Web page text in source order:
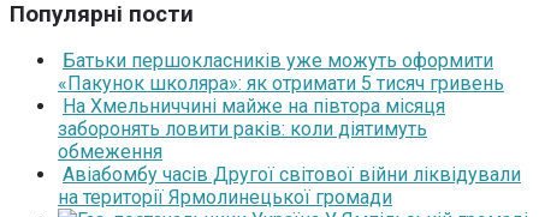
Популярні пости
Батьки першокласників уже можуть оформити
«Пакунок школяра»: як отримати 5 тисяч гривень
На Хмельниччині майже на півтора місяця
заборонять ловити раків: коли діятимуть
обмеження
Авіабомбу часів Другої світової війни ліквідували
на території Ярмолинецької громади